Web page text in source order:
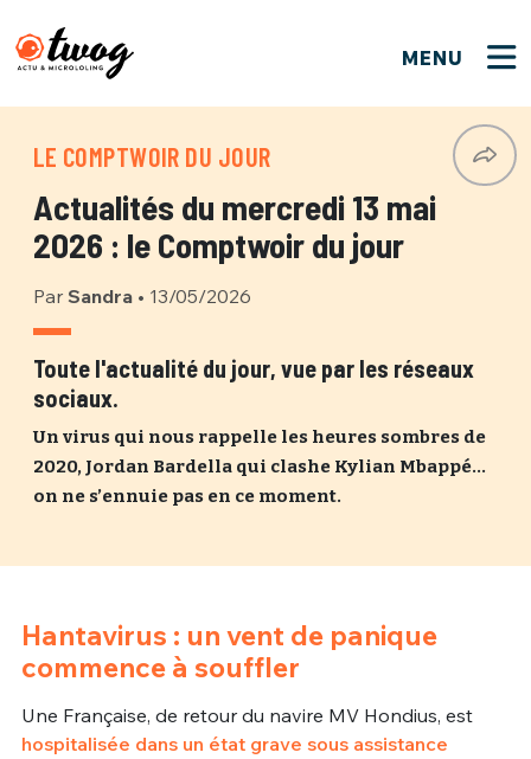
MENU
LE COMPTWOIR DU JOUR
Actualités du mercredi 13 mai
2026 : le Comptwoir du jour
Par Sandra • 13/05/2026
Toute l'actualité du jour, vue par les réseaux
sociaux.
Un virus qui nous rappelle les heures sombres de
2020, Jordan Bardella qui clashe Kylian Mbappé…
on ne s’ennuie pas en ce moment.
Hantavirus : un vent de panique
commence à souffler
Une Française, de retour du navire MV Hondius, est
hospitalisée dans un état grave sous assistance
PSEUDO*
EMAIL*
PASSWORD
Connexion
PSEUDO
FERMER
VOTRE PARTICIPATION
Que souhaitez-vous proposer ?
Quelques tweets
C'EST PARTI
Ma propre sélection
M'INSCRIRE
ME CONNECTER
Un Thread